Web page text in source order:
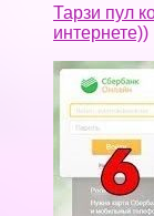
МИНУТ!!!